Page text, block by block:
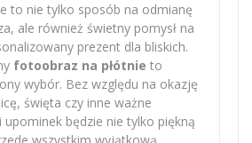
to nie tylko sposób na odmianę
ale również świetny pomysł na
prezent dla bliskich.
fotoobraz na płótnie to
wybór. Bez względu na okazję
święta czy inne ważne
upominek będzie nie tylko piękną